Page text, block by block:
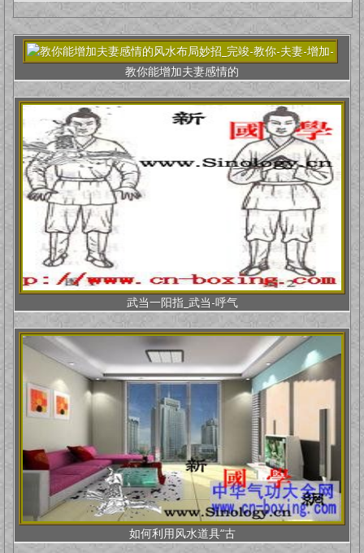
教你能增加夫妻感情的
武当一阳指_武当-呼气
如何利用风水道具“古